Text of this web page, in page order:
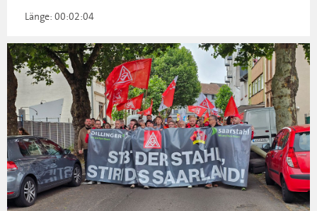
Länge: 00:02:04